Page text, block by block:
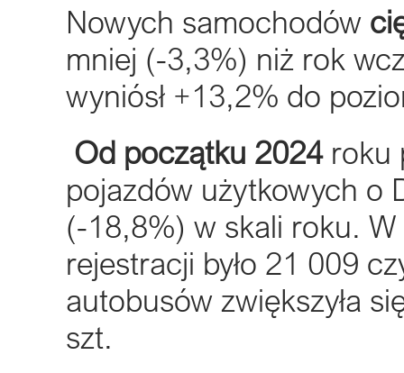
Nowych samochodów
mniej (-3,3%) niż rok
wyniósł +13,2% do
Od początku 2024roku
pojazdów użytkowych o
(-18,8%) w skali roku.
rejestracji było 21 009
autobusów zwiększyła
szt.